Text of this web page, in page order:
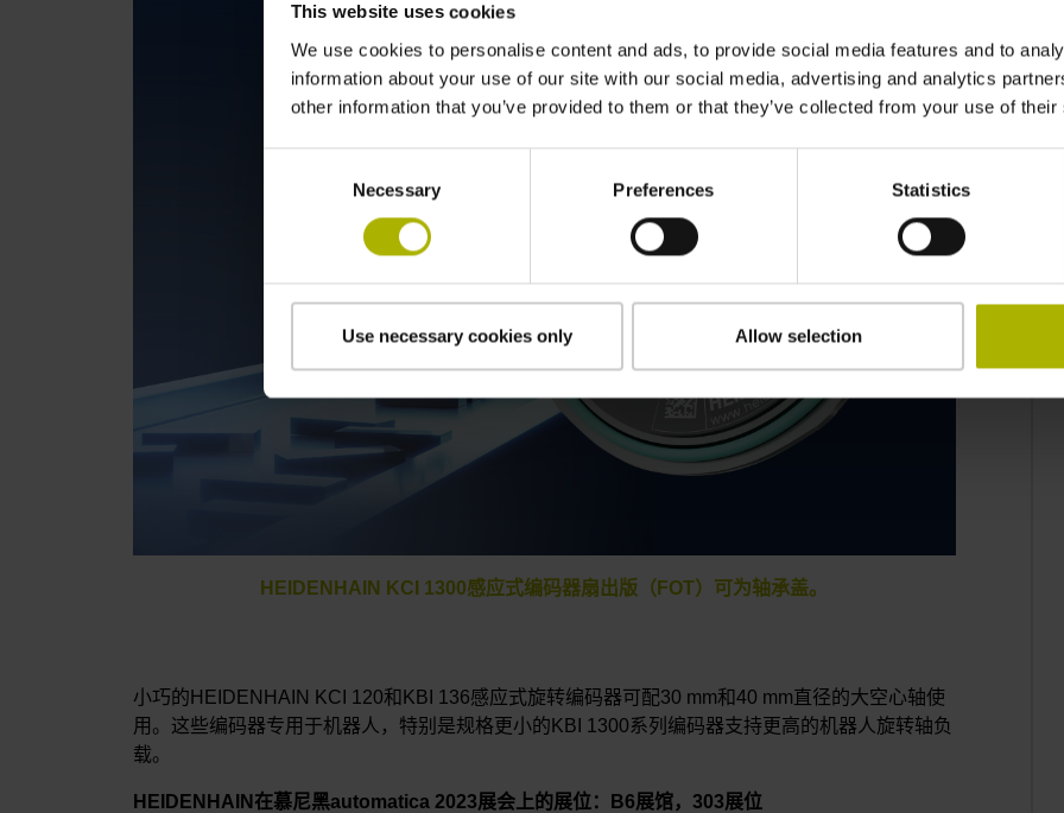
This website uses cookies
We use cookies to personalise content and ads, to provide social media features and to
information about your use of our site with our social media, advertising and analytics
other information that you’ve provided to them or that they’ve collected from your use of
Necessary Preferences Statistics
Use necessary cookies only Allow selection
HEIDENHAIN KCI 1300感应式编码器扇出版（FOT）可为轴承盖。
小巧的HEIDENHAIN KCI 120和KBI 136感应式旋转编码器可配30 mm和40 mm直径的大空心轴使
用。这些编码器专用于机器人，特别是规格更小的KBI 1300系列编码器支持更高的机器人旋转轴负
载。
HEIDENHAIN在慕尼黑automatica 2023展会上的展位：B6展馆，303展位